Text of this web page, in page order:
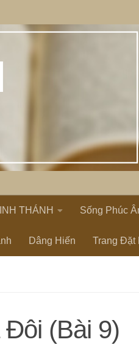
THÁNH Sống Phúc
Dâng Hiến Trang Đặt
(Bài 9)